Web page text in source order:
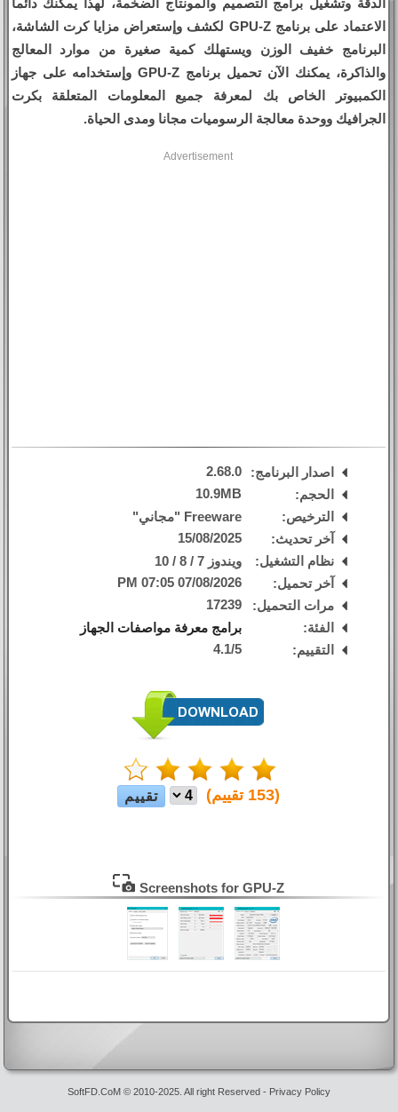
الدقة وتشغيل برامج التصميم والمونتاج الضخمة، لهذا يمكنك دائما
الاعتماد على برنامج GPU-Z لكشف وإستعراض مزايا كرت الشاشة،
البرنامج خفيف الوزن ويستهلك كمية صغيرة من موارد المعالج
والذاكرة، يمكنك الآن تحميل برنامج GPU-Z وإستخدامه على جهاز
الكمبيوتر الخاص بك لمعرفة جميع المعلومات المتعلقة بكرت
الجرافيك ووحدة معالجة الرسوميات مجانا ومدى الحياة.
Advertisement
اصدار البرنامج:
2.68.0
الحجم:
10.9MB
الترخيص:
Freeware "مجاني"
آخر تحديث:
15/08/2025
نظام التشغيل:
ويندوز 7 / 8 / 10
آخر تحميل:
07/08/2026 07:05 PM
مرات التحميل:
17239
الفئة:
برامج معرفة مواصفات الجهاز
التقييم:
4.1/5
(
153 تقييم)
Screenshots for GPU-Z
SoftFD.CoM © 2010-2025. All right Reserved - Privacy Policy